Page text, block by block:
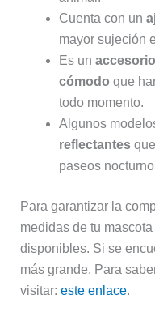
Cuenta con un
mayor sujeción
Es un
cómodo que
todo momento.
Algunos
reflectantesque
paseos
Para garantizar la
medidas de tu
disponibles. Si se
más grande. Para
visitar: este enlace.